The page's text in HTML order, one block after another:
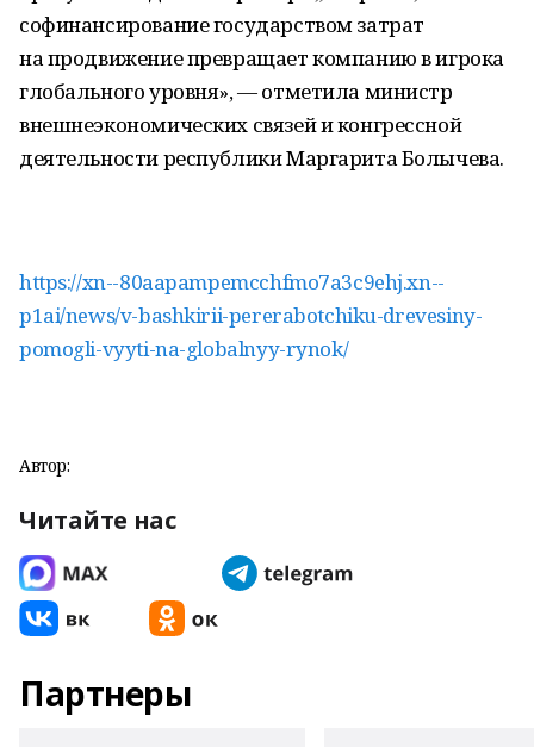
софинансирование государством затрат
на продвижение превращает компанию в игрока
глобального уровня», — отметила министр
внешнеэкономических связей и конгрессной
деятельности республики Маргарита Болычева.
https://xn--80aapampemcchfmo7a3c9ehj.xn--
p1ai/news/v-bashkirii-pererabotchiku-drevesiny-
pomogli-vyyti-na-globalnyy-rynok/
Автор:
Читайте нас
Партнеры